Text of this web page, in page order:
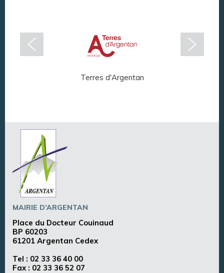
Terres d'Argentan
MAIRIE D’ARGENTAN
Place du Docteur Couinaud
BP 60203
61201 Argentan Cedex
Tel : 02 33 36 40 00
Fax : 02 33 36 52 07